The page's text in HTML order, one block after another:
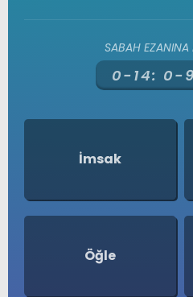
SABAH EZANINA
0-14: 0-
İmsak
Öğle